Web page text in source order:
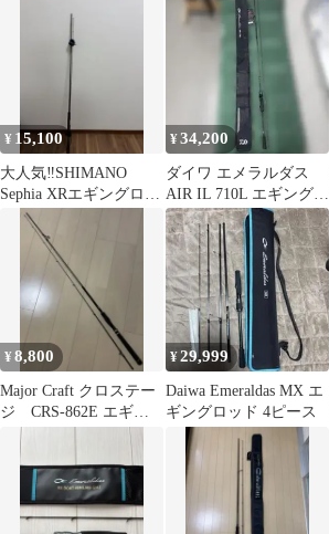
¥ 15,100
大人気‼️SHIMANO
Sephia XRエギングロッ
ド79M
¥34,200
ダイワ エメラルダス
AIR IL 710L エギングロ
ッド
¥8,800
Major Craft クロステー
ジ CRS-862E エギン
グロッド 8'6"
¥29,999
Daiwa Emeraldas MX エ
ギングロッド 4ピース